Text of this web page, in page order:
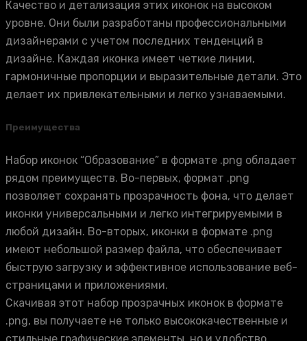
Качество и детализация этих иконок на высоком
уровне. Они были разработаны профессиональными
дизайнерами с учетом последних тенденций в
дизайне. Каждая иконка имеет четкие линии,
гармоничные пропорции и выразительные детали. Это
делает их привлекательными и легко узнаваемыми.
Преимущества
Набор иконок “Образование” в формате .png обладает
рядом преимуществ. Во-первых, формат .png
позволяет сохранять прозрачность фона, что делает
иконки универсальными и легко интегрируемыми в
любой дизайн. Во-вторых, иконки в формате .png
имеют небольшой размер файла, что обеспечивает
быструю загрузку и эффективное использование веб-
страницами и приложениями.
Скачивая этот набор прозрачных иконок в формате
.png, вы получаете не только высококачественные и